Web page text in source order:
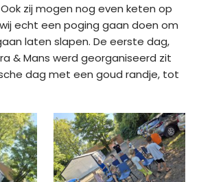
zij mogen nog even keten op
echt een poging gaan doen om
laten slapen. De eerste dag,
& Mans werd georganiseerd zit
dag met een goud randje, tot